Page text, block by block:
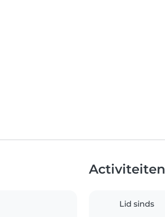
Activiteiten
Lid sinds